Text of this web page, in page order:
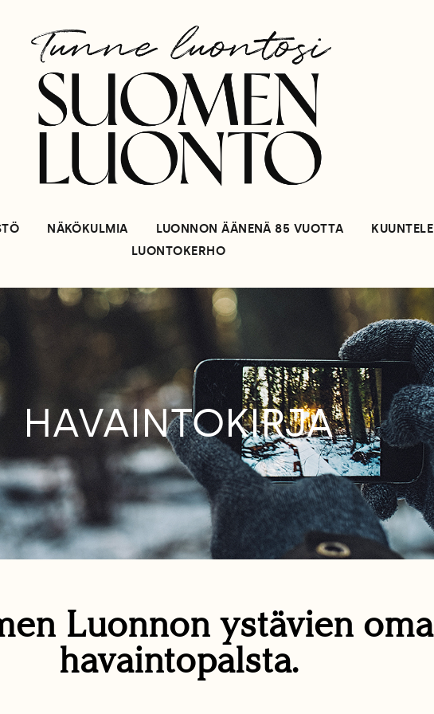
NÄKÖKULMIA LUONNON ÄÄNENÄ 85 VUOTTA KUUNTELE
LUONTOKERHO
HAVAINTOKIRJA
Luonnon ystävien oma
havaintopalsta.